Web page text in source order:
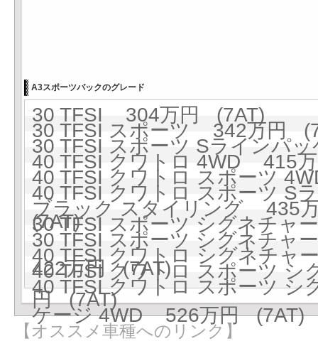
A3スポーツバックのグレード
30 TFSI 304万円 (7AT)
30 TFSI スポーツ 342万円
30 TFSI スポーツ Sラインパ
40 TFSI クワトロ 4WD 415
40 TFSI クワトロ スポーツ
40 TFSI クワトロ スポーツ
(7AT)
ブラック スタイリング 435
30 TFSI スポーツ シグネチ
30 TFSI スポーツ シグネチ
422万円 (7AT)
40 TFSI クワトロ シグネチ
40 TFSI クワトロ スポーツ
円 (7AT)
40 TFSI クワトロ スポーツ シ
ケージ 4WD 526万円 (7AT)
【オススメ車種へのリンク】